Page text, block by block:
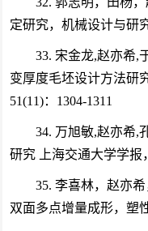
定研究，机械设计与研
33. 宋金龙,赵亦希,
变厚度毛坯设计方法研
51(11)：1304-1311
34. 万旭敏,赵亦希,
研究 上海交通大学学报
35. 李喜林，赵亦
双面多点增量成形，塑